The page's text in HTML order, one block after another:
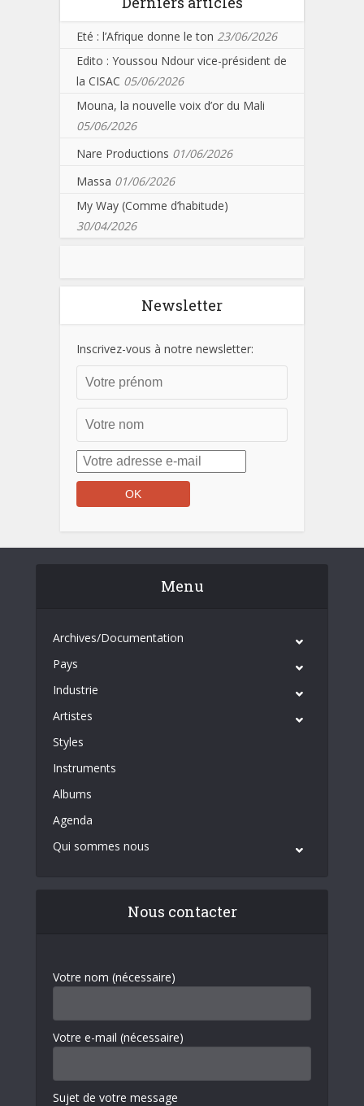
Eté : l’Afrique donne le ton 23/06/2026
Edito : Youssou Ndour vice-président de
la CISAC 05/06/2026
Mouna, la nouvelle voix d’or du Mali
05/06/2026
Nare Productions 01/06/2026
Massa 01/06/2026
My Way (Comme d’habitude)
30/04/2026
Newsletter
Inscrivez-vous à notre newsletter:
Menu
Archives/Documentation
Pays
Industrie
Artistes
Styles
Instruments
Albums
Agenda
Qui sommes nous
Nous contacter
Votre nom (nécessaire)
Votre e-mail (nécessaire)
Sujet de votre message